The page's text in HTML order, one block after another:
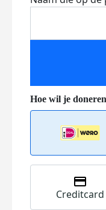
Creditcard